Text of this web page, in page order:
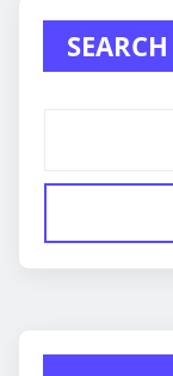
SEARCH